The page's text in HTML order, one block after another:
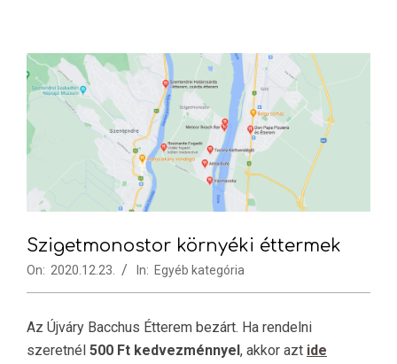
Szigetmonostor környéki éttermek
On: 2020.12.23. In: Egyéb kategória
Az Újváry Bacchus Étterem bezárt. Ha rendelni
szeretnél 500 Ft kedvezménnyel , akkor azt ide